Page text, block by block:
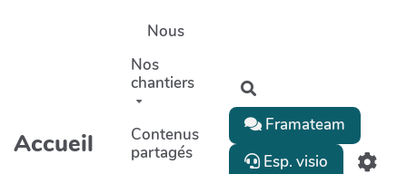
Aller au contenu principal
Accueil
Nous
Nos
chantiers
Contenus
partagés
Framateam
Esp. visio